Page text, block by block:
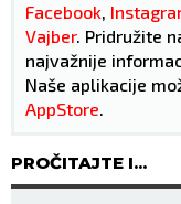
Facebook,
Vajber. Pridružite
najvažnije
Naše aplikacije
AppStore.
PROČITAJTE I...